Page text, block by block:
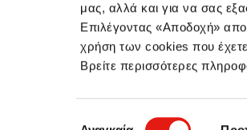
μας, αλλά και για να σας
Επιλέγοντας «Αποδοχή»
χρήση των cookies που έχετε
Βρείτε περισσότερες